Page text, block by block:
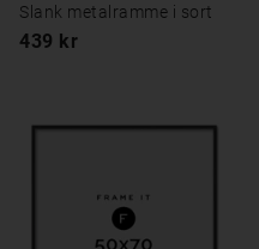
Slank metalramme i sort
439 kr